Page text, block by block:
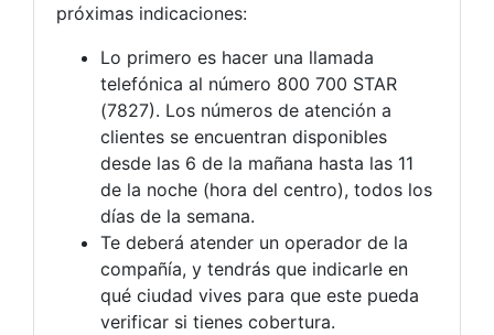
próximas indicaciones:
Lo primero es hacer una llamada
telefónica al número 800 700 STAR
(7827). Los números de atención a
clientes se encuentran disponibles
desde las 6 de la mañana hasta las 11
de la noche (hora del centro), todos los
días de la semana.
Te deberá atender un operador de la
compañía, y tendrás que indicarle en
qué ciudad vives para que este pueda
verificar si tienes cobertura.